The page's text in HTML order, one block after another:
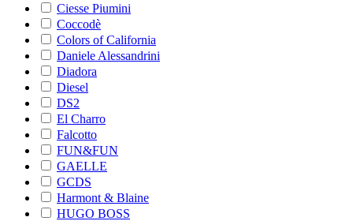
Ciesse Piumini
Coccodè
Colors of California
Daniele Alessandrini
Diadora
Diesel
DS2
El Charro
Falcotto
FUN&FUN
GAELLE
GCDS
Harmont & Blaine
HUGO BOSS